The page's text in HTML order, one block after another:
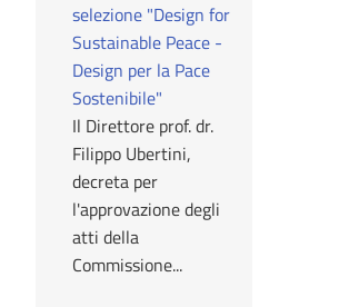
selezione "Design for
Sustainable Peace -
Design per la Pace
Sostenibile"
Il Direttore prof. dr.
Filippo Ubertini,
decreta per
l'approvazione degli
atti della
Commissione...